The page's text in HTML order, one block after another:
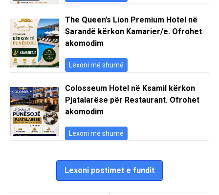
The Queen’s Lion Premium Hotel në
Sarandë kërkon Kamarier/e. Ofrohet
akomodim
Lexoni më shumë
Colosseum Hotel në Ksamil kërkon
Pjatalarëse për Restaurant. Ofrohet
akomodim
Lexoni më shumë
Lexoni postimet e fundit